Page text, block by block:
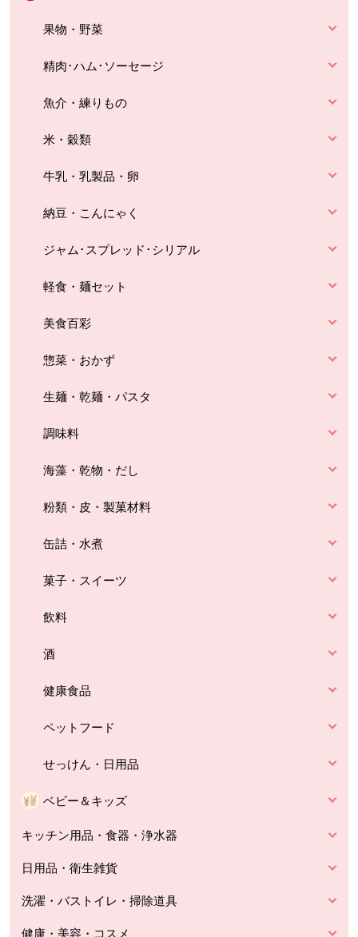
果物・野菜
精肉･ハム･ソーセージ
魚介・練りもの
米・穀類
牛乳・乳製品・卵
納豆・こんにゃく
ジャム･スプレッド･シリアル
軽食・麺セット
美食百彩
惣菜・おかず
生麺・乾麺・パスタ
調味料
海藻・乾物・だし
粉類・皮・製菓材料
缶詰・水煮
菓子・スイーツ
飲料
酒
健康食品
ペットフード
せっけん・日用品
ベビー＆キッズ
キッチン用品・食器・浄水器
日用品・衛生雑貨
洗濯・バストイレ・掃除道具
健康・美容・コスメ